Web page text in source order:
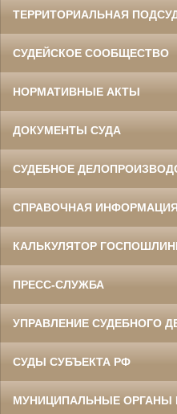
ТЕРРИТОРИАЛЬНАЯ
СУДЕЙСКОЕ СООБЩЕСТВО
НОРМАТИВНЫЕ АКТЫ
ДОКУМЕНТЫ СУДА
СУДЕБНОЕ
СПРАВОЧНАЯ ИНФОРМАЦИЯ
КАЛЬКУЛЯТОР
ПРЕСС-СЛУЖБА
УПРАВЛЕНИЕ СУДЕБНОГО
СУДЫ СУБЪЕКТА РФ
МУНИЦИПАЛЬНЫЕ ОРГАНЫ